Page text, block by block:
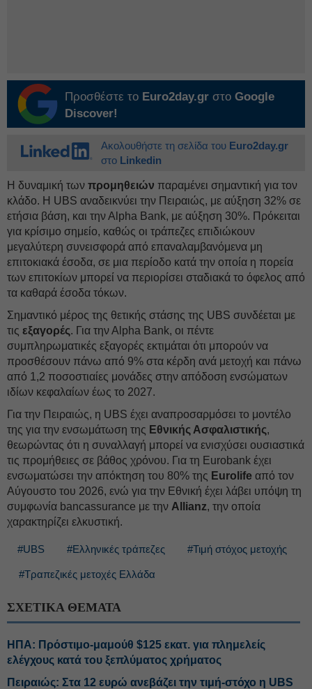
Προσθέστε το Euro2day.gr στο Google
Discover!
Ακολουθήστε τη σελίδα του Euro2day.gr
στο Linkedin
Η δυναμική των προμηθειών παραμένει σημαντική για τον
κλάδο. Η UBS αναδεικνύει την Πειραιώς, με αύξηση 32% σε
ετήσια βάση, και την Αlpha Bank, με αύξηση 30%. Πρόκειται
για κρίσιμο σημείο, καθώς οι τράπεζες επιδιώκουν
μεγαλύτερη συνεισφορά από επαναλαμβανόμενα μη
επιτοκιακά έσοδα, σε μια περίοδο κατά την οποία η πορεία
των επιτοκίων μπορεί να περιορίσει σταδιακά το όφελος από
τα καθαρά έσοδα τόκων.
Σημαντικό μέρος της θετικής στάσης της UBS συνδέεται με
τις εξαγορές. Για την Αlpha Bank, οι πέντε
συμπληρωματικές εξαγορές εκτιμάται ότι μπορούν να
προσθέσουν πάνω από 9% στα κέρδη ανά μετοχή και πάνω
από 1,2 ποσοστιαίες μονάδες στην απόδοση ενσώματων
ιδίων κεφαλαίων έως το 2027.
Για την Πειραιώς, η UBS έχει αναπροσαρμόσει το μοντέλο
της για την ενσωμάτωση της Εθνικής Ασφαλιστικής,
θεωρώντας ότι η συναλλαγή μπορεί να ενισχύσει ουσιαστικά
τις προμήθειες σε βάθος χρόνου. Για τη Eurobank έχει
ενσωματώσει την απόκτηση του 80% της Eurolife από τον
Αύγουστο του 2026, ενώ για την Εθνική έχει λάβει υπόψη τη
συμφωνία bancassurance με την Allianz, την οποία
χαρακτηρίζει ελκυστική.
#UBS #Ελληνικές τράπεζες #Τιμή στόχος μετοχής
#Τραπεζικές μετοχές Ελλάδα
ΣΧΕΤΙΚΑ ΘΕΜΑΤΑ
ΗΠΑ: Πρόστιμο-μαμούθ $125 εκατ. για πλημελείς
ελέγχους κατά του ξεπλύματος χρήματος
Πειραιώς: Στα 12 ευρώ ανεβάζει την τιμή-στόχο η UBS